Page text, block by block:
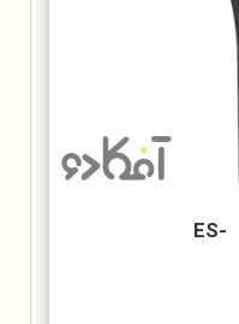
ریش تراش پاناسونیک مدل ES-